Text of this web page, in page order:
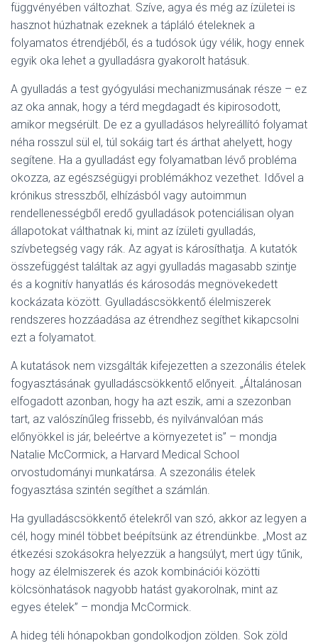
függvényében változhat. Szíve, agya és még az ízületei is
hasznot húzhatnak ezeknek a tápláló ételeknek a
folyamatos étrendjéből, és a tudósok úgy vélik, hogy ennek
egyik oka lehet a gyulladásra gyakorolt hatásuk.
A gyulladás a test gyógyulási mechanizmusának része – ez
az oka annak, hogy a térd megdagadt és kipirosodott,
amikor megsérült. De ez a gyulladásos helyreállító folyamat
néha rosszul sül el, túl sokáig tart és árthat ahelyett, hogy
segítene. Ha a gyulladást egy folyamatban lévő probléma
okozza, az egészségügyi problémákhoz vezethet. Idővel a
krónikus stresszből, elhízásból vagy autoimmun
rendellenességből eredő gyulladások potenciálisan olyan
állapotokat válthatnak ki, mint az ízületi gyulladás,
szívbetegség vagy rák. Az agyat is károsíthatja. A kutatók
összefüggést találtak az agyi gyulladás magasabb szintje
és a kognitív hanyatlás és károsodás megnövekedett
kockázata között. Gyulladáscsökkentő élelmiszerek
rendszeres hozzáadása az étrendhez segíthet kikapcsolni
ezt a folyamatot.
A kutatások nem vizsgálták kifejezetten a szezonális ételek
fogyasztásának gyulladáscsökkentő előnyeit. „Általánosan
elfogadott azonban, hogy ha azt eszik, ami a szezonban
tart, az valószínűleg frissebb, és nyilvánvalóan más
előnyökkel is jár, beleértve a környezetet is” – mondja
Natalie McCormick, a Harvard Medical School
orvostudományi munkatársa. A szezonális ételek
fogyasztása szintén segíthet a számlán.
Ha gyulladáscsökkentő ételekről van szó, akkor az legyen a
cél, hogy minél többet beépítsünk az étrendünkbe. „Most az
étkezési szokásokra helyezzük a hangsúlyt, mert úgy tűnik,
hogy az élelmiszerek és azok kombinációi közötti
kölcsönhatások nagyobb hatást gyakorolnak, mint az
egyes ételek” – mondja McCormick.
A hideg téli hónapokban gondolkodjon zölden. Sok zöld